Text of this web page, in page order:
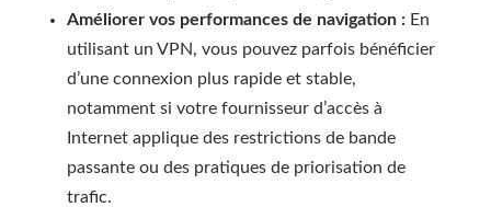
Améliorer vos performances de navigation : En
utilisant un VPN, vous pouvez parfois bénéficier
d’une connexion plus rapide et stable,
notamment si votre fournisseur d’accès à
Internet applique des restrictions de bande
passante ou des pratiques de priorisation de
trafic.